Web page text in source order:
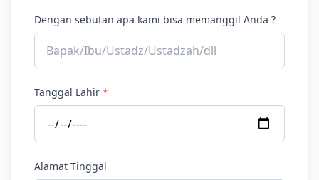
Dengan sebutan apa kami bisa memanggil Anda ?
Tanggal Lahir *
Alamat Tinggal